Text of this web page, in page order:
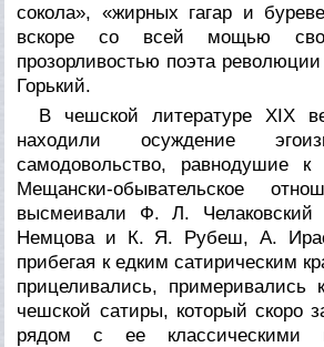
сокола», «жирных гагар и
вскоре со всей мощью
прозорливостью поэта
Горький.
В чешской литературе XIX
находили осуждение
самодовольство, равнодушие к
Мещански-обывательское
высмеивали Ф. Л.
Немцова и К. Я. Рубеш, А.
прибегая к едким сатирическим
прицеливались, примеривались
чешской сатиры, который скоро
рядом с ее классическими